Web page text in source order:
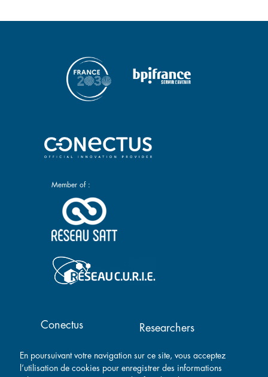
Member of :
Main navigation
Conectus
Companies
Researchers
En poursuivant votre navigation sur ce site, vous acceptez
l’utilisation de cookies pour enregistrer des informations